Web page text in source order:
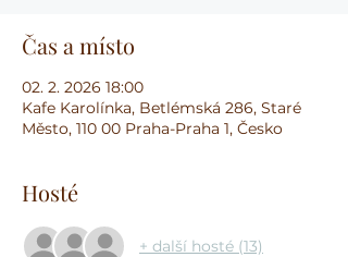
Čas a místo
02. 2. 2026 18:00
Kafe Karolínka, Betlémská 286, Staré
Město, 110 00 Praha-Praha 1, Česko
Hosté
+ další hosté (13)